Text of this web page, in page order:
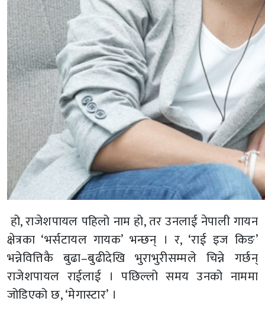
हो, राजेशपायल पहिलो नाम हो, तर उनलाई नेपाली गायन
क्षेत्रका ‘भर्सटायल गायक’ भन्छन् । र, ‘राई इज किङ’
भन्नेवित्तिकै बुढा–बुढीदेखि भुराभुरीसम्मले चिन्ने गर्छन्
राजेशपायल राईलाई । पछिल्लो समय उनको नाममा
जोडिएको छ, ‘मेगास्टार’ ।